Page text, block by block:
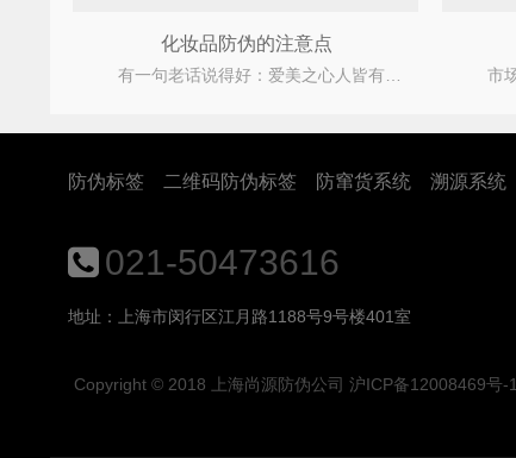
化妆品防伪的注意点
有一句老话说得好：爱美之心人皆有之。这句话放在现在更是贴切不过了。市面上各种品牌不同样子
防伪标签 二维码防伪标签 防窜货系统 溯源系统
021-50473616
地址：上海市闵行区江月路1188号9号楼401室
Copyright © 2018 上海尚源防伪公司 沪ICP备12008469号-1